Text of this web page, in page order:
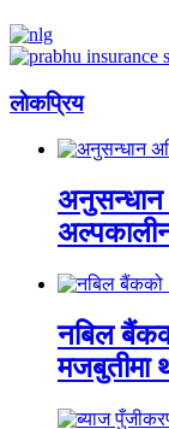
लाेकप्रिय
अनुसन्धान
नबिल
मजबुतीमा